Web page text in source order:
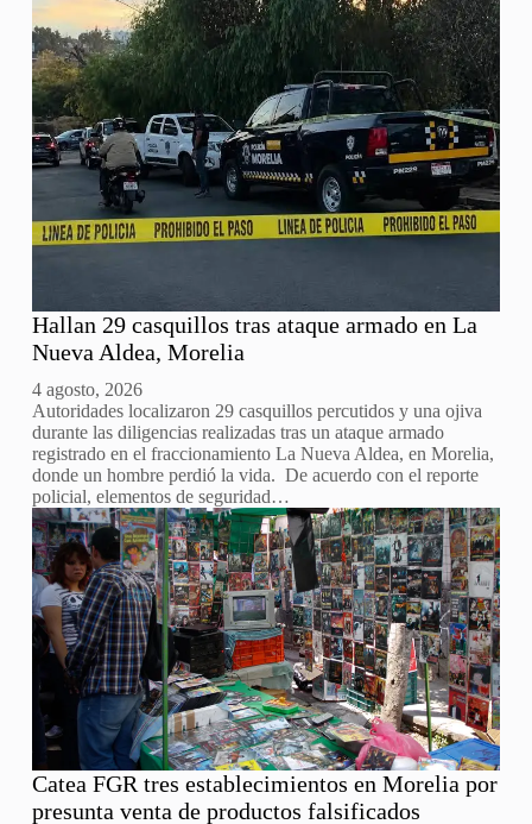
Hallan 29 casquillos tras ataque armado en La
Nueva Aldea, Morelia
4 agosto, 2026
Autoridades localizaron 29 casquillos percutidos y una ojiva
durante las diligencias realizadas tras un ataque armado
registrado en el fraccionamiento La Nueva Aldea, en Morelia,
donde un hombre perdió la vida. De acuerdo con el reporte
policial, elementos de seguridad…
Catea FGR tres establecimientos en Morelia por
presunta venta de productos falsificados